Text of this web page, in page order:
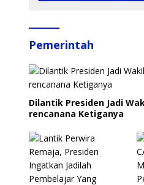
Pemerintah
Dilantik Presiden Jadi
rencanana Ketiganya